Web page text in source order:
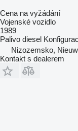
Cena na vyžádání
Vojenské vozidlo
1989
Palivo diesel
Nizozemsko,
Kontakt s dealerem